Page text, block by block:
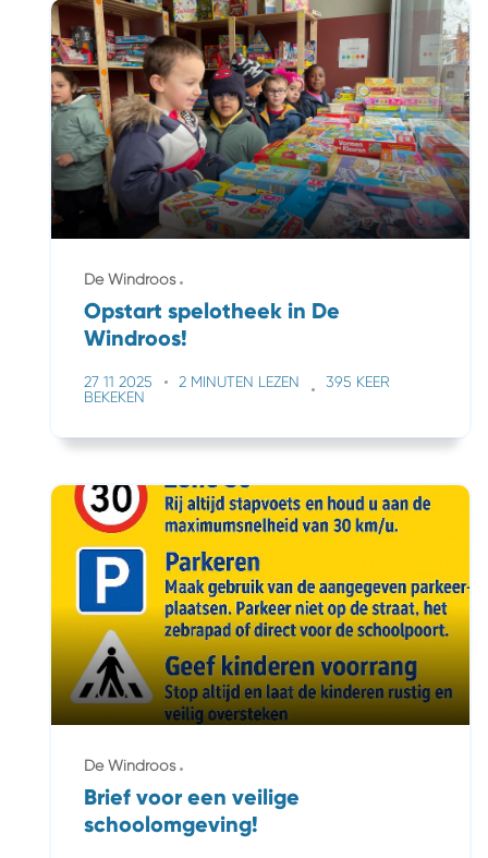
De Windroos
Opstart spelotheek in De
Windroos!
27 11 2025 2 MINUTEN LEZEN
395 KEER
BEKEKEN
De Windroos
Brief voor een veilige
schoolomgeving!